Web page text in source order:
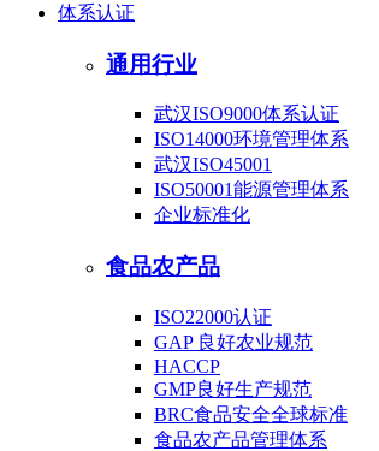
体系认证
通用行业
武汉ISO9000体系认证
ISO14000环境管理体系
武汉ISO45001
ISO50001能源管理体系
企业标准化
食品农产品
ISO22000认证
GAP 良好农业规范
HACCP
GMP良好生产规范
BRC食品安全全球标准
食品农产品管理体系